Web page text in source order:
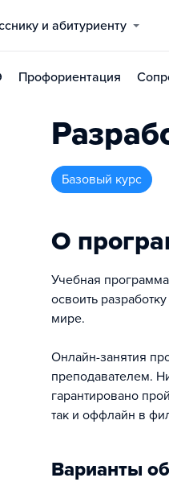
и абитуриенту
Профориентация
базовый курс
О
Учебная программа
освоить
мире.
Онлайн-занятия
преподавателем.
гарантировано
так и оффлайн в
Варианты